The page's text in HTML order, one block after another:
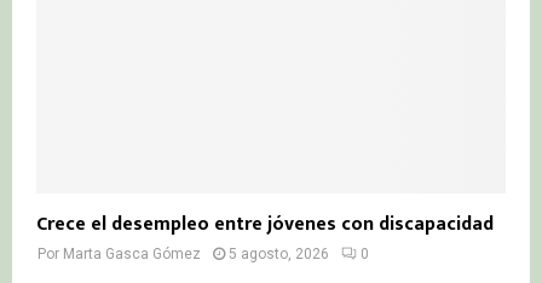
Crece el desempleo entre jóvenes con discapacidad
Por Marta Gasca Gómez 5 agosto, 2026 0